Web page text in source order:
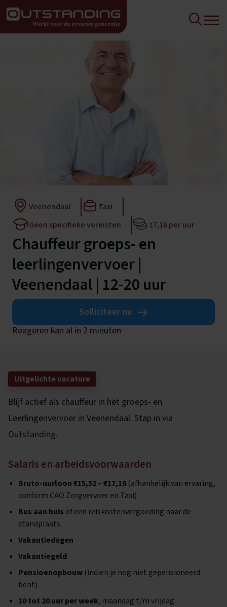
Veenendaal
Taxi
Geen specifieke vereisten
17,16 per uur
Chauffeur groeps- en
leerlingenvervoer |
Veenendaal | 12-20 uur
Solliciteer nu
Reageren kan al in 2 minuten
Uitgelichte vacature
Blijf actief als chauffeur in het groeps- en
Leerlingenvervoer in Veenendaal. Stap in via
Outstanding.
Salaris en arbeidsvoorwaarden
Bruto-uurloon €15,52 – €17,16 (afhankelijk van ervaring,
conform CAO Zorgvervoer en Taxi)
Bus aan huis of een reiskostenvergoeding naar de
standplaats.
Vakantiedagen
Vakantiegeld
Pensioenopbouw (indien je nog niet gepensioneerd
bent)
10 tot 20 uur per week, maandag t/m vrijdag.